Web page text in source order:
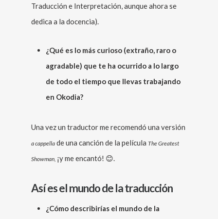
Traducción e Interpretación, aunque ahora se
dedica a la docencia).
¿Qué es lo más curioso (extraño, raro o
agradable) que te ha ocurrido a lo largo
de todo el tiempo que llevas trabajando
en Okodia?
Una vez un traductor me recomendó una versión
a cappella de una canción de la película The Greatest
Showman, ¡y me encantó! 😊.
Así es el mundo de la traducción
¿Cómo describirías el mundo de la